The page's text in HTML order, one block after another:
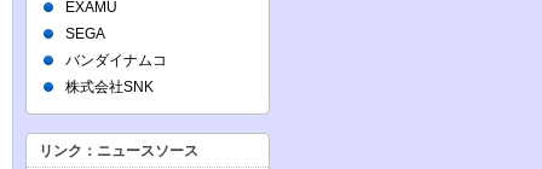
EXAMU
SEGA
バンダイナムコ
株式会社SNK
リンク：ニュースソース